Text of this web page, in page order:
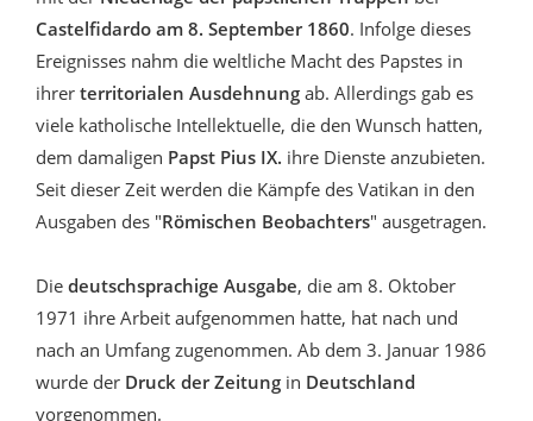
Castelfidardo am 8. September 1860. Infolge dieses
Ereignisses nahm die weltliche Macht des Papstes in
ihrer territorialen Ausdehnung ab. Allerdings gab es
viele katholische Intellektuelle, die den Wunsch hatten,
dem damaligen Papst Pius IX. ihre Dienste anzubieten.
Seit dieser Zeit werden die Kämpfe des Vatikan in den
Ausgaben des "Römischen Beobachters" ausgetragen.
Die deutschsprachige Ausgabe, die am 8. Oktober
1971 ihre Arbeit aufgenommen hatte, hat nach und
nach an Umfang zugenommen. Ab dem 3. Januar 1986
wurde der Druck der Zeitung in Deutschland
vorgenommen.